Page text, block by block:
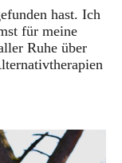
hast. Ich
für meine
Ruhe über